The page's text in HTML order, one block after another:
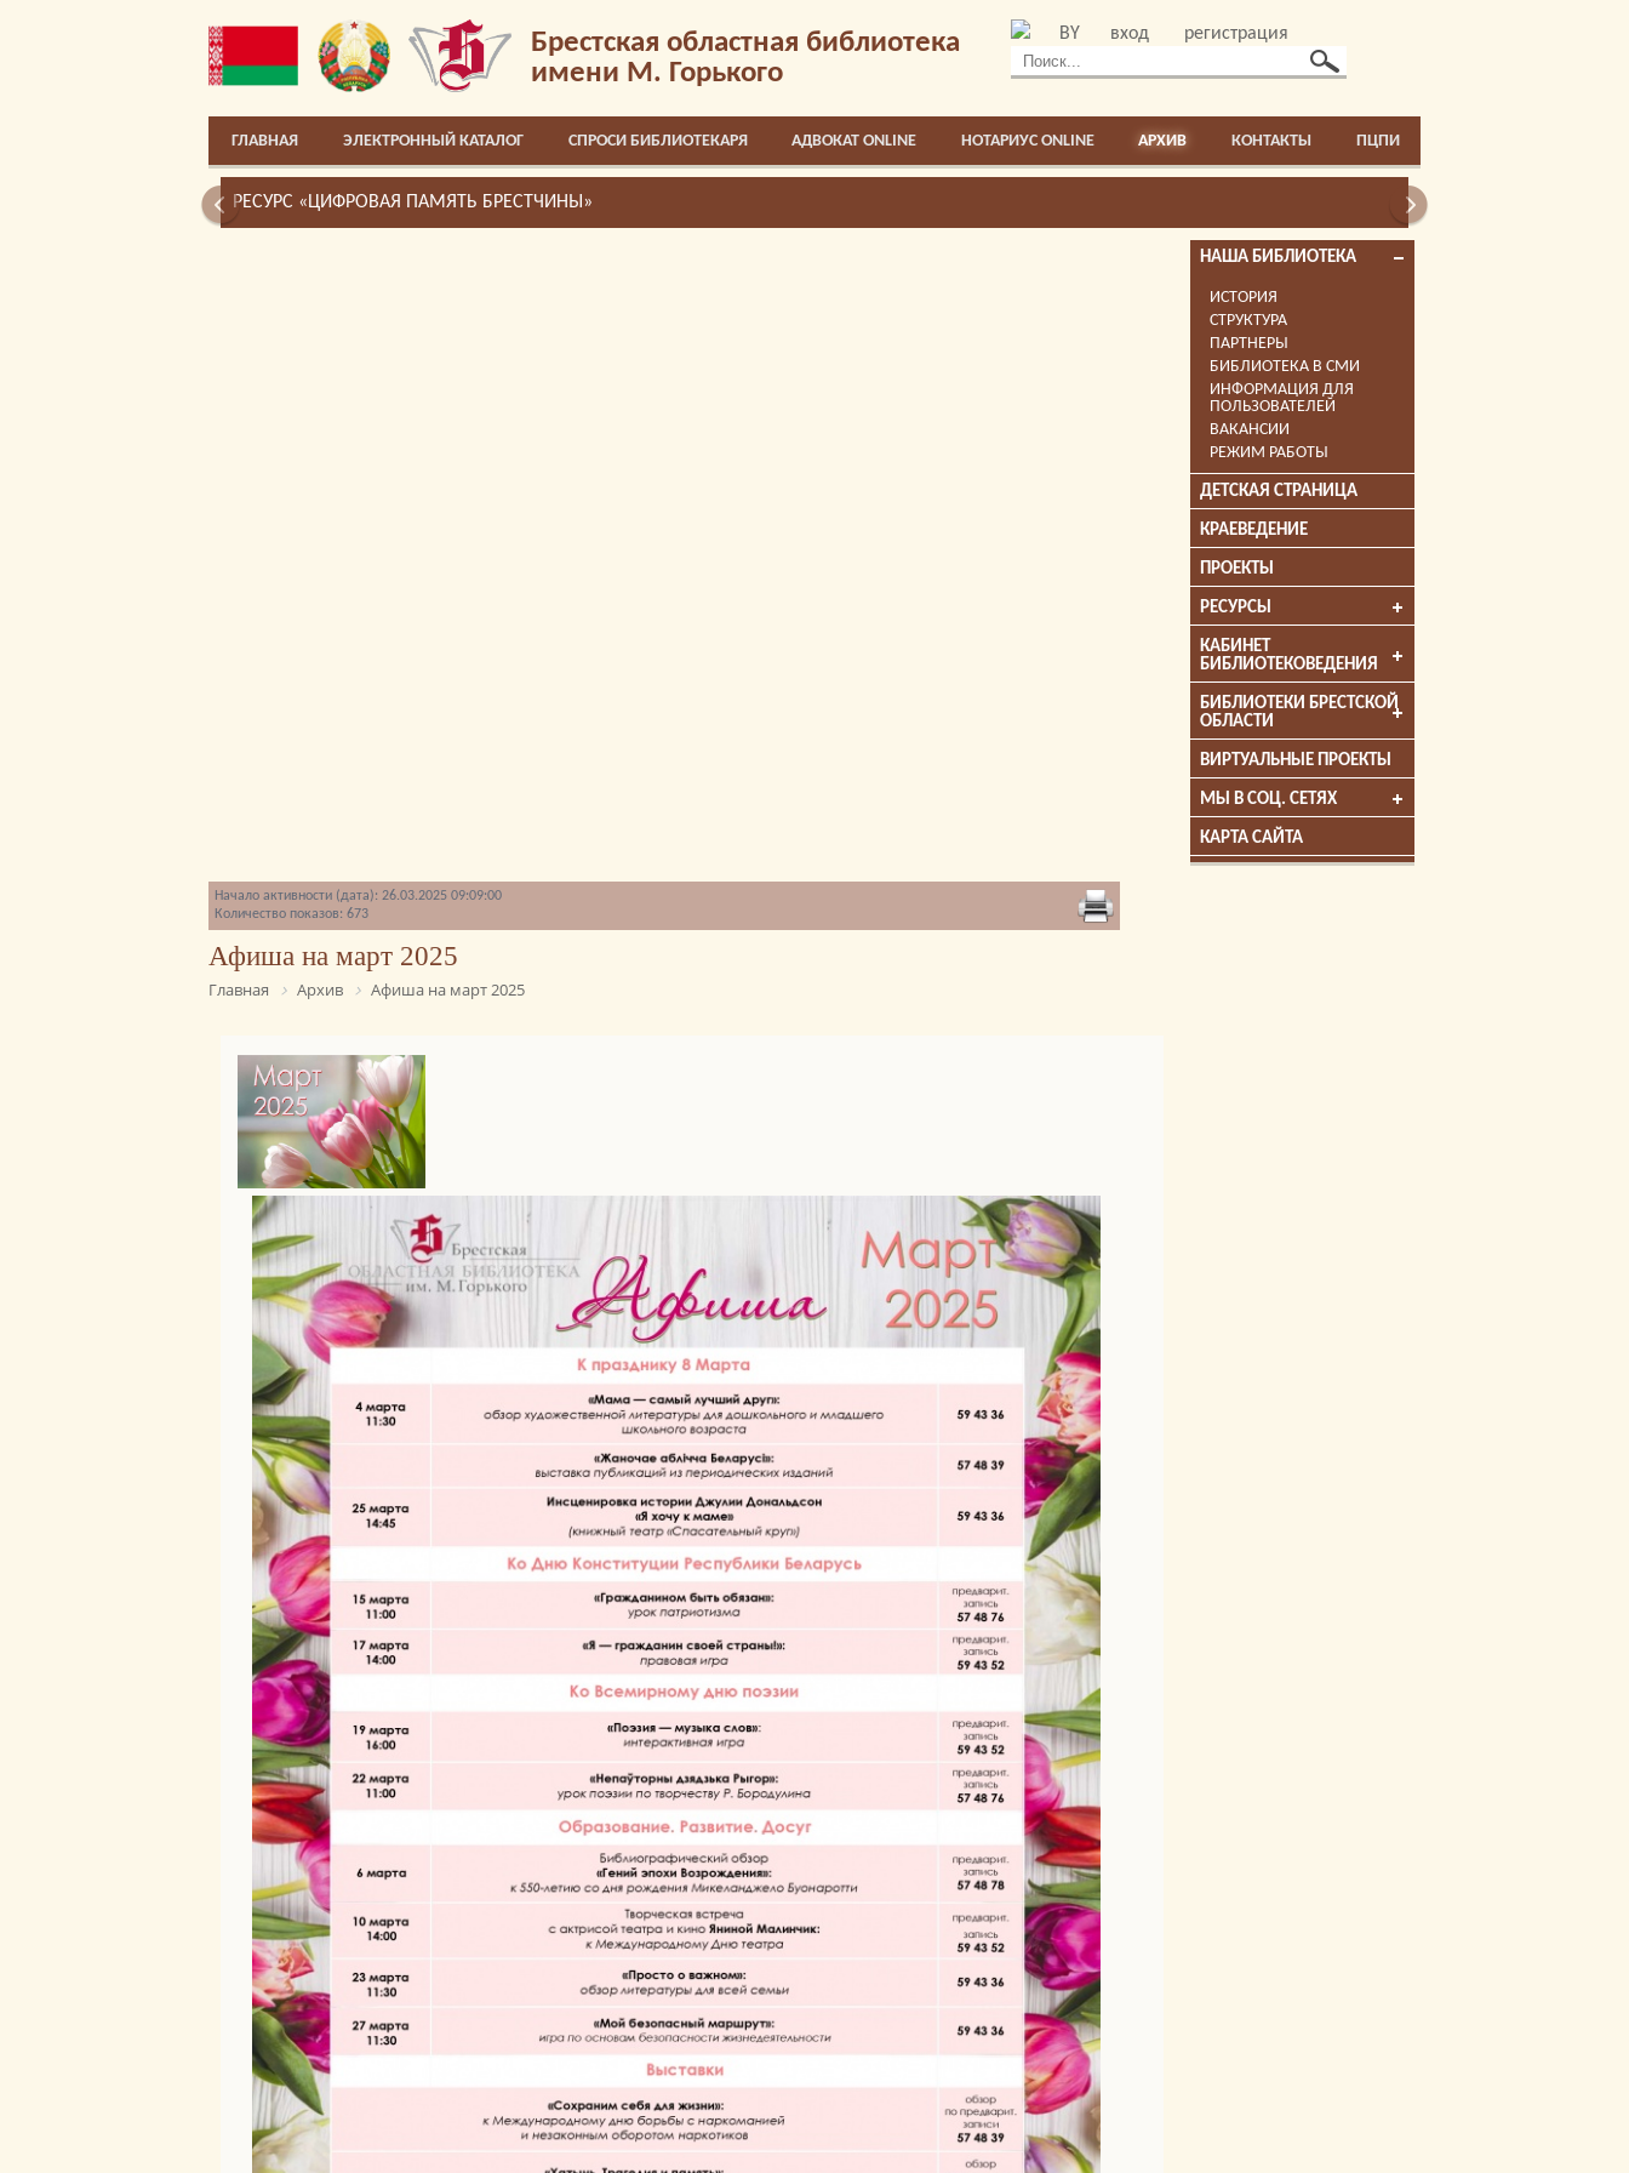
Брестская областная библиотека
имени М. Горького
BY вход регистрация
ГЛАВНАЯ ЭЛЕКТРОННЫЙ КАТАЛОГ СПРОСИ БИБЛИОТЕКАРЯ АДВОКАТ ONLINE НОТАРИУС ONLINE АРХИВ КОНТАКТЫ ПЦПИ
РЕСУРС «ЦИФРОВАЯ ПАМЯТЬ БРЕСТЧИНЫ»
НАША БИБЛИОТЕКА
ИСТОРИЯ
СТРУКТУРА
ПАРТНЕРЫ
БИБЛИОТЕКА В СМИ
ИНФОРМАЦИЯ ДЛЯ
ПОЛЬЗОВАТЕЛЕЙ
ВАКАНСИИ
РЕЖИМ РАБОТЫ
ДЕТСКАЯ СТРАНИЦА
КРАЕВЕДЕНИЕ
ПРОЕКТЫ
РЕСУРСЫ
КАБИНЕТ
БИБЛИОТЕКОВЕДЕНИЯ
БИБЛИОТЕКИ БРЕСТСКОЙ
ОБЛАСТИ
ВИРТУАЛЬНЫЕ ПРОЕКТЫ
МЫ В СОЦ. СЕТЯХ
КАРТА САЙТА
Начало активности (дата): 26.03.2025 09:09:00
Количество показов: 673
Афиша на март 2025
Главная Архив Афиша на март 2025